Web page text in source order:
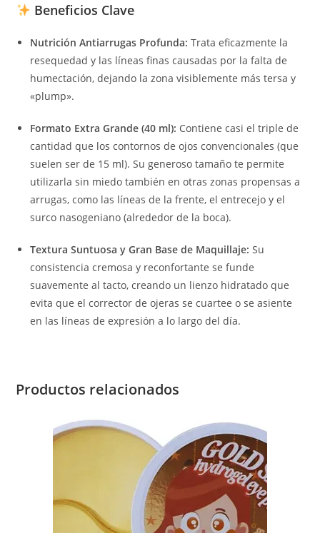
Beneficios Clave
Nutrición Antiarrugas Profunda: Trata eficazmente la
resequedad y las líneas finas causadas por la falta de
humectación, dejando la zona visiblemente más tersa y
«plump».
Formato Extra Grande (40 ml): Contiene casi el triple de
cantidad que los contornos de ojos convencionales (que
suelen ser de 15 ml). Su generoso tamaño te permite
utilizarla sin miedo también en otras zonas propensas a
arrugas, como las líneas de la frente, el entrecejo y el
surco nasogeniano (alrededor de la boca).
Textura Suntuosa y Gran Base de Maquillaje: Su
consistencia cremosa y reconfortante se funde
suavemente al tacto, creando un lienzo hidratado que
evita que el corrector de ojeras se cuartee o se asiente
en las líneas de expresión a lo largo del día.
Productos relacionados